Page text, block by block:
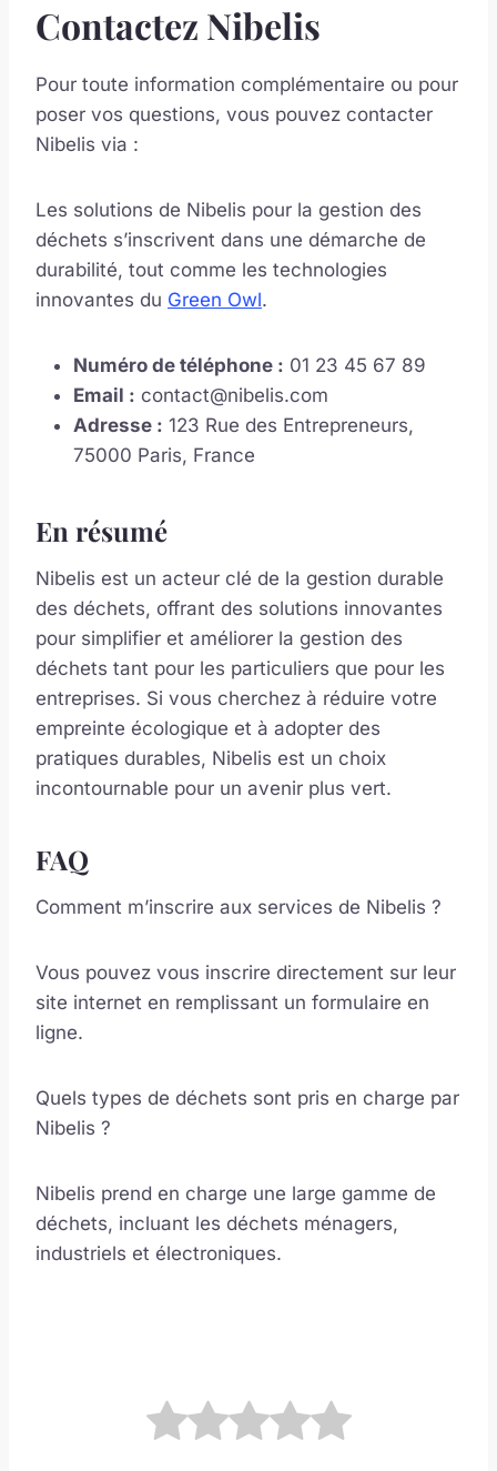
Contactez Nibelis
Pour toute information complémentaire ou pour
poser vos questions, vous pouvez contacter
Nibelis via :
Les solutions de Nibelis pour la gestion des
déchets s’inscrivent dans une démarche de
durabilité, tout comme les technologies
innovantes du Green Owl.
Numéro de téléphone : 01 23 45 67 89
Email : contact@nibelis.com
Adresse : 123 Rue des Entrepreneurs,
75000 Paris, France
En résumé
Nibelis est un acteur clé de la gestion durable
des déchets, offrant des solutions innovantes
pour simplifier et améliorer la gestion des
déchets tant pour les particuliers que pour les
entreprises. Si vous cherchez à réduire votre
empreinte écologique et à adopter des
pratiques durables, Nibelis est un choix
incontournable pour un avenir plus vert.
FAQ
Comment m’inscrire aux services de Nibelis ?
Vous pouvez vous inscrire directement sur leur
site internet en remplissant un formulaire en
ligne.
Quels types de déchets sont pris en charge par
Nibelis ?
Nibelis prend en charge une large gamme de
déchets, incluant les déchets ménagers,
industriels et électroniques.